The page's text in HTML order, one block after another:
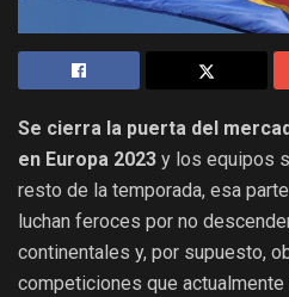
Se cierra la puerta del
en Europa 2023 y los equipos
resto de la temporada, esa
luchan feroces por no
continentales y, por supuesto,
competiciones que actualmente